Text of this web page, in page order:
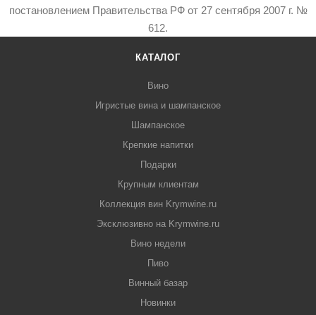
постановлением Правительства РФ от 27 сентября 2007 г. №
612.
КАТАЛОГ
Вино
Игристые вина и шампанское
Шампанское
Крепкие напитки
Подарки
Крупным клиентам
Коллекция вин Krymwine.ru
Эксклюзивно на Krymwine.ru
Вино недели
Пиво
Винный базар
Новинки